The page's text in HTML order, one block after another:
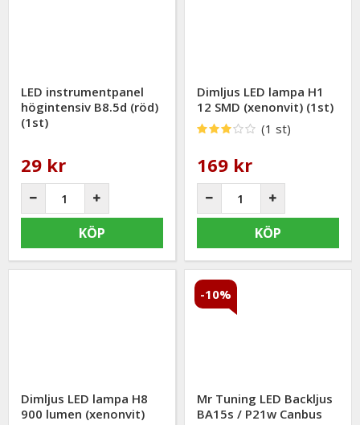
LED instrumentpanel
högintensiv B8.5d (röd)
(1st)
29 kr
KÖP
Dimljus LED lampa H1
12 SMD (xenonvit) (1st)
(1 st)
169 kr
KÖP
Dimljus LED lampa H8
900 lumen (xenonvit)
-10%
Mr Tuning LED Backljus
BA15s / P21w Canbus